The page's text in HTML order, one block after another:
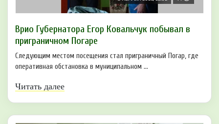
Врио Губернатора Егор Ковальчук побывал в
приграничном Погаре
Следующим местом посещения стал приграничный Погар, где
оперативная обстановка в муниципальном ...
Читать далее